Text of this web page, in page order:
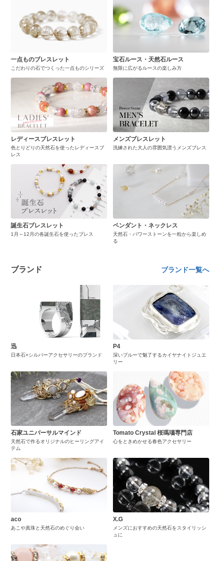
一点ものブレスレット
こだわりの石でつくった一点ものシリーズ
宝石ルース・天然石ルース
無限に広がるルースの楽しみ方
レディースブレスレット
色とりどりの天然石を使ったレディースブ
レス
メンズブレスレット
洗練された大人の雰囲気漂うメンズブレス
誕生石ブレスレット
1月～12月の各誕生石を使ったブレス
ペンダント・ネックレス
天然石・パワーストーンを一粒から楽しめ
る
ブランド ブランド一覧へ
迅
日本石×シルバーアクセサリーのブランド
P4
深いブルーで魅了するカイヤナイトジュエ
リー
石家ユニバーサルマインド
天然石で作るオリジナルのヒーリングアイ
テム
Tomato Crystal 桜瑪瑙専門店
心をときめかせる春色アクセサリー
aco
あこや真珠と天然石のめぐり会い
X.G
メンズにおすすめの天然石をスタイリッシ
ュに